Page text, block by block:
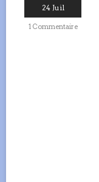
24 Juil
1 Commentaire